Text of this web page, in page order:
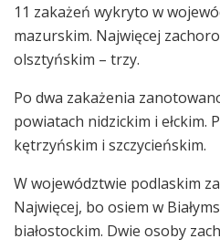
11 zakażeń wykryto w
mazurskim. Najwięcej
olsztyńskim – trzy.
Po dwa zakażenia
powiatach nidzickim i ełckim.
kętrzyńskim i szczycieńskim.
W województwie podlaskim
Najwięcej, bo osiem w
białostockim. Dwie osoby